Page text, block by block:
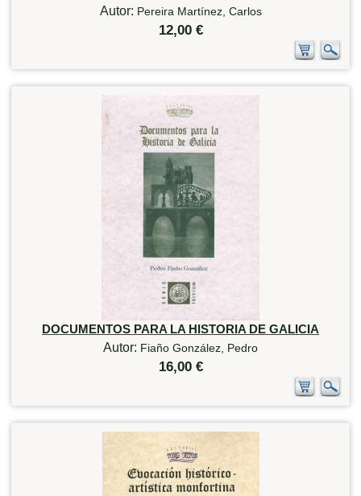
Autor: Pereira Martínez, Carlos
12,00 €
DOCUMENTOS PARA LA HISTORIA DE GALICIA
Autor: Fiaño González, Pedro
16,00 €